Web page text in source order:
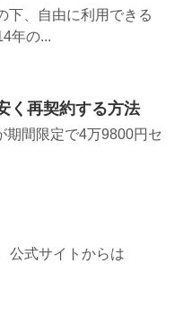
下、自由に利用できる
年の...
く再契約する方法
期間限定で4万9800円セ
公式サイトからは